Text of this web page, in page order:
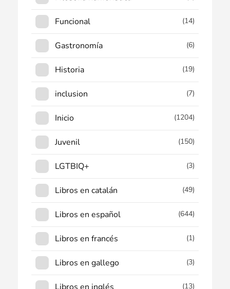
Funcional (14)
Gastronomía (6)
Historia (19)
inclusion (7)
Inicio (1204)
Juvenil (150)
LGTBIQ+ (3)
Libros en catalán (49)
Libros en español (644)
Libros en francés (1)
Libros en gallego (3)
Libros en inglés (13)